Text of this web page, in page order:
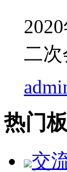
二次
热门
交